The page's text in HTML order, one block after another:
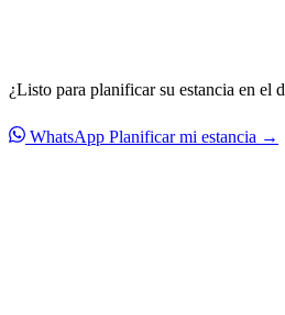
¿Listo para planificar su estancia en el
WhatsApp Planificar mi estancia →